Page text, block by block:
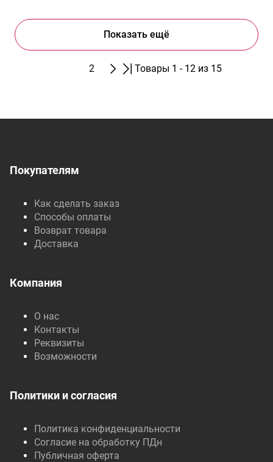
Показать ещё
2 Товары 1 - 12 из 15
Покупателям
Как сделать заказ
Способы оплаты
Возврат товара
Доставка
Компания
О нас
Контакты
Реквизиты
Возможности
Политики и согласия
Политика конфиденциальности
Согласие на обработку ПДн
Публичная оферта